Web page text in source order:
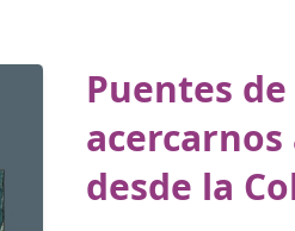
Puentes
acercarnos
desde la